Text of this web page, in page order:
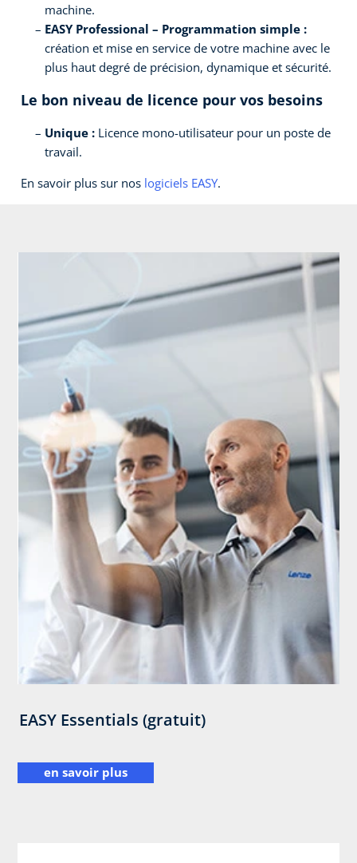
machine.
EASY Professional – Programmation simple :
création et mise en service de votre machine avec le
plus haut degré de précision, dynamique et sécurité.
Le bon niveau de licence pour vos besoins
Unique : Licence mono-utilisateur pour un poste de
travail.
En savoir plus sur nos logiciels EASY.
EASY Essentials (gratuit)
en savoir plus